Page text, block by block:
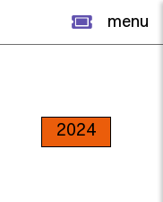
menu
2024